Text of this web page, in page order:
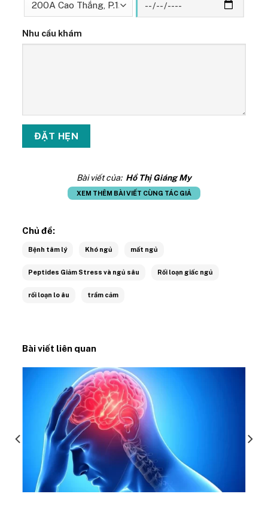
Nhu cầu khám
Bài viết của: Hồ Thị Giáng My
XEM THÊM BÀI VIẾT CÙNG TÁC GIẢ
Chủ đề:
Bệnh tâm lý Khó ngủ mất ngủ
Peptides Giảm Stress và ngủ sâu Rối loạn giấc ngủ
rối loạn lo âu trầm cảm
Bài viết liên quan